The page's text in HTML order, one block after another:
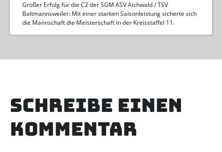
Großer Erfolg für die C2 der SGM ASV Aichwald / TSV
Baltmannsweiler: Mit einer starken Saisonleistung sicherte sich
die Mannschaft die Meisterschaft in der Kreisstaffel 11.
Schreibe einen
Kommentar